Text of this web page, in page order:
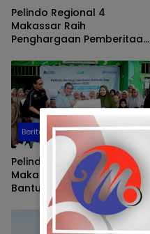
Pelindo Regional 4
Makassar Raih
Penghargaan Pemberitaan
2025
Berita
Pelindo Regional 4
Makassar Salurkan
Bantuan Sembako ke Panti
Asuhan